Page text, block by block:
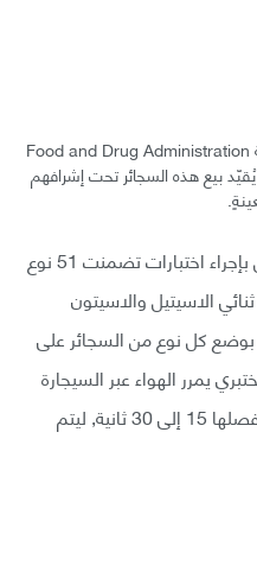
إلا أنّ منظمة إدارة الغذاء والدواء الامريكية Food and Drug Administration
بيع هذه السجائر تحت إشرافهم
حيث قام الدكتور الن وزملائه الباحثين بإجراء اختبارات تضمنت 51 نوع
الاسيتيل والاسيتون
بوضع كل نوع من السجائر على
يمرر الهواء عبر السيجارة
الالكترونية لثمان ثواني في كل مرة تفصلها 15 إلى 30 ثانية, ليتم